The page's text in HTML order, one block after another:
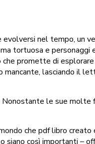
nel tempo, un
tortuosa e personaggi
che promette di
lasciando il
le sue molte
che pdf libro creato
così importanti –